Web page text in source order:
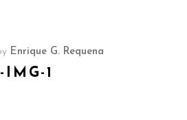
Enrique G. Requena
1